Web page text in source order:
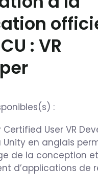
: VR
:
Certified User VR
Unity en anglais
de la conception
d’applications de